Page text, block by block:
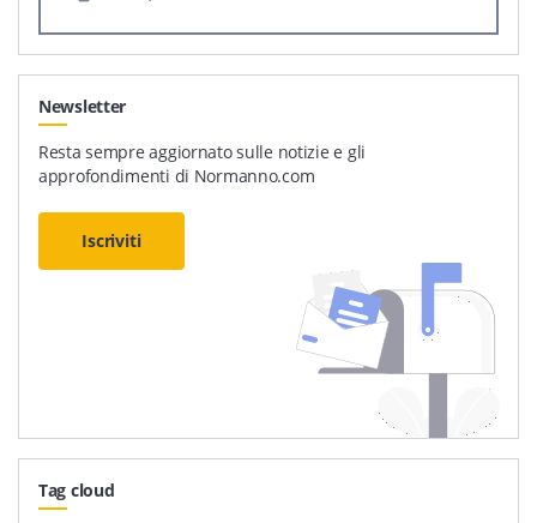
Newsletter
Resta sempre aggiornato sulle notizie e gli
approfondimenti di Normanno.com
Iscriviti
Tag cloud